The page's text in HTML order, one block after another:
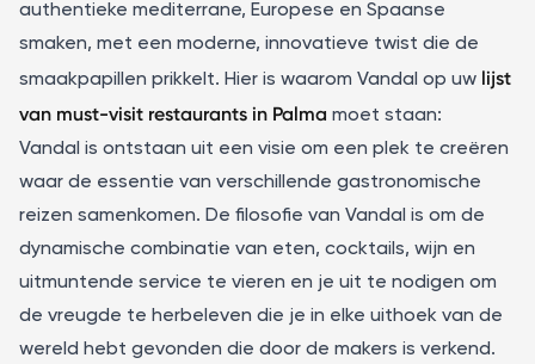
authentieke mediterrane, Europese en Spaanse
smaken, met een moderne, innovatieve twist die de
smaakpapillen prikkelt. Hier is waarom Vandal op uw lijst
van must-visit restaurants in Palma moet staan:
Vandal is ontstaan uit een visie om een plek te creëren
waar de essentie van verschillende gastronomische
reizen samenkomen. De filosofie van Vandal is om de
dynamische combinatie van eten, cocktails, wijn en
uitmuntende service te vieren en je uit te nodigen om
de vreugde te herbeleven die je in elke uithoek van de
wereld hebt gevonden die door de makers is verkend.